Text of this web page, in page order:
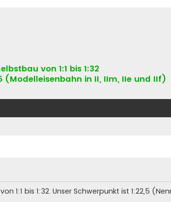
von 1:1 bis 1:32
(Modelleisenbahn in II, IIm, IIe und IIf)
bis 1:32. Unser Schwerpunkt ist 1:22,5